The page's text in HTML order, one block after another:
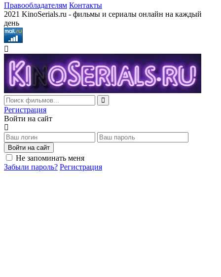
Правообладателям Контакты
2021 KinoSerials.ru - фильмы и сериалы онлайн на каждый
день
Регистрация
Войти на сайт
Войти на сайт
Не запоминать меня
Забыли пароль? Регистрация